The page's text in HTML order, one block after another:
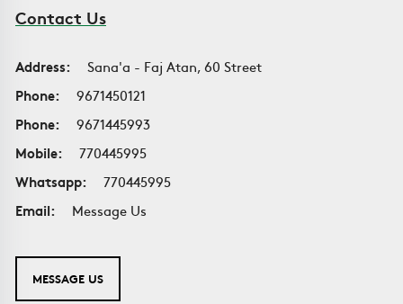
Contact Us
Address:
Sana'a - Faj Atan, 60 Street
Phone:
9671450121
Phone:
9671445993
Mobile:
770445995
Whatsapp:
770445995
Email:
Message Us
MESSAGE US